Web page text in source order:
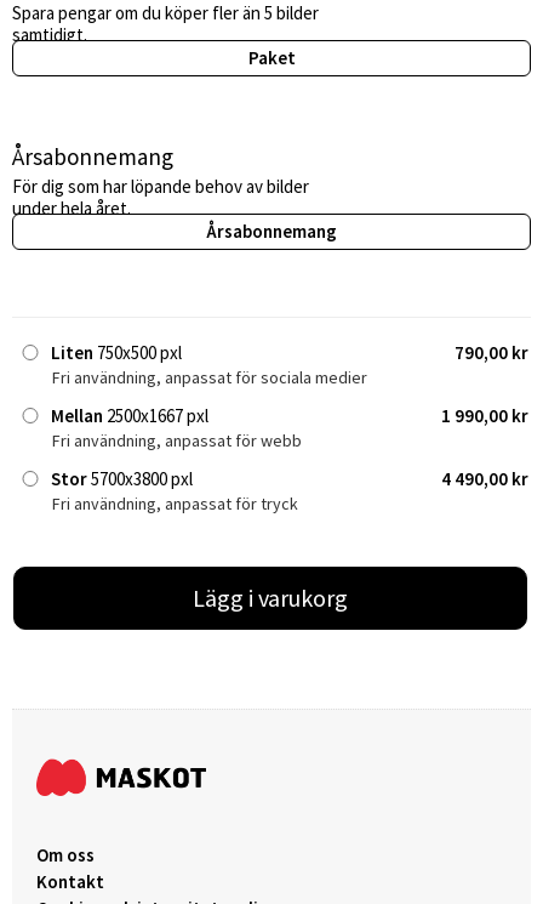
Spara pengar om du köper fler än 5 bilder
samtidigt.
Paket
Årsabonnemang
För dig som har löpande behov av bilder
under hela året.
Årsabonnemang
Liten 750x500 pxl 790,00 kr
Fri användning, anpassat för sociala medier
Mellan 2500x1667 pxl 1 990,00 kr
Fri användning, anpassat för webb
Stor5700x3800 pxl 4 490,00 kr
Fri användning, anpassat för tryck
Lägg i varukorg
Om oss
Kontakt